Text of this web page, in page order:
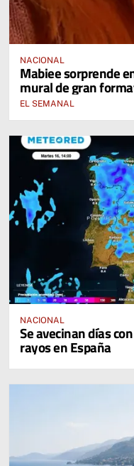
NACIONAL
Mabiee sorprende
mural de gran
EL SEMANAL
NACIONAL
Se avecinan días
rayos en España